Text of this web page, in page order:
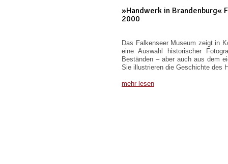
»Handwerk in Brandenburg«
2000
Das Falkenseer Museum zeigt in
eine Auswahl historischer
Beständen – aber auch aus dem
Sie illustrieren die Geschichte des
mehr lesen